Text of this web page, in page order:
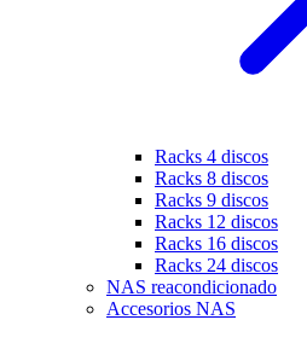
Racks 4 discos
Racks 8 discos
Racks 9 discos
Racks 12 discos
Racks 16 discos
Racks 24 discos
NAS reacondicionado
Accesorios NAS